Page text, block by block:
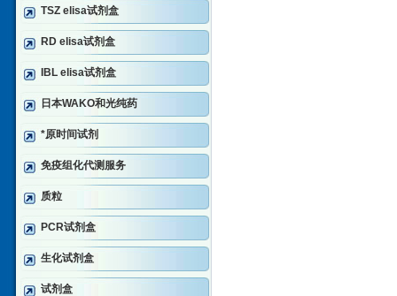
TSZ elisa试剂盒
RD elisa试剂盒
IBL elisa试剂盒
日本WAKO和光纯药
*原时间试剂
免疫组化代测服务
质粒
PCR试剂盒
生化试剂盒
试剂盒